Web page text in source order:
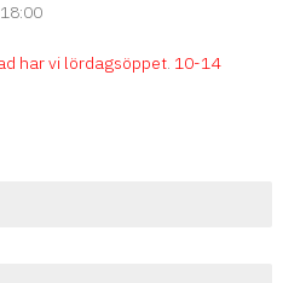
har vi lördagsöppet. 10-14